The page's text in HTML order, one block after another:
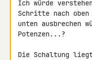
Ich würde
Schritte nach oben
unten ausbrechen
Potenzen...?
Die Schaltung